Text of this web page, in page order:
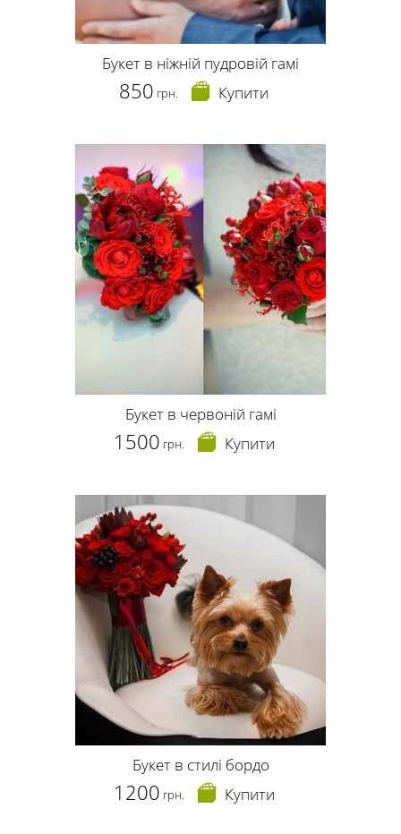
Букет в ніжній пудровій гамі
850 грн. Купити
Букет в червоній гамі
1500 грн. Купити
Букет в стилі бордо
1200 грн. Купити